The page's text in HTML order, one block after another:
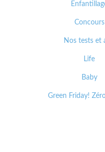
Concours
Nos tests et
Life
Baby
Green Friday!